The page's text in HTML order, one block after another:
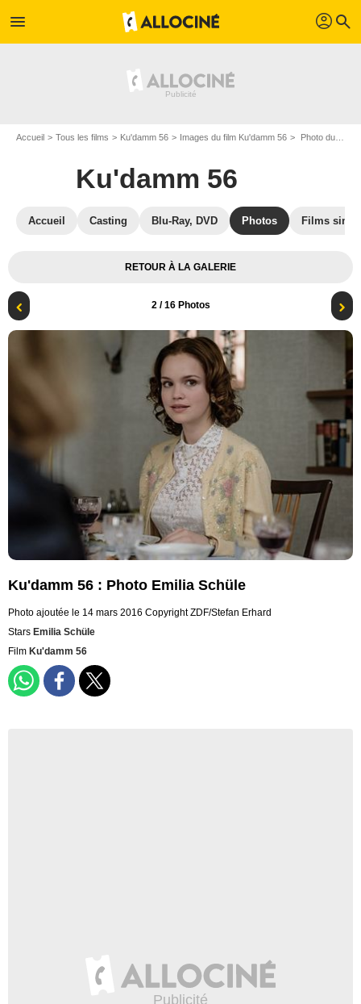
menu profil search
Accueil Tous les films Ku'damm 56 Images du film Ku'damm 56 Photo du film Ku'damm 56 - Photo 2
Ku'damm 56
Accueil Casting Blu-Ray, DVD Photos Films
RETOUR À LA GALERIE
2/ 16 Photos
Ku'damm 56 : Photo Emilia Schüle
Photo ajoutée le 14 mars 2016 Copyright ZDF/Stefan Erhard
Stars Emilia Schüle
Film Ku'damm 56